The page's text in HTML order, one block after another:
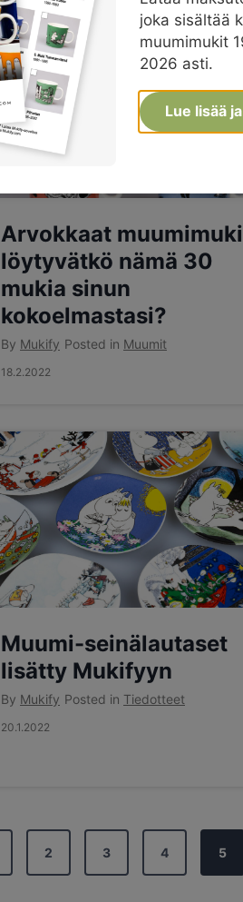
Arvokkaat
löytyvätkö nämä 30
mukia sinun
kokoelmastasi?
By Mukify Posted in Muumit
18.2.2022
Muumi-seinälautaset
lisätty Mukifyyn
By Mukify Posted in Tiedotteet
20.1.2022
2 3 4 5
joka sisältää
muumimukit
2026 asti.
Lue lisää